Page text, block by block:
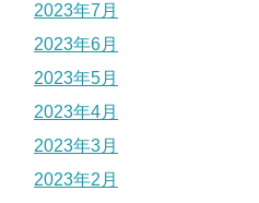
2023年7月
2023年6月
2023年5月
2023年4月
2023年3月
2023年2月